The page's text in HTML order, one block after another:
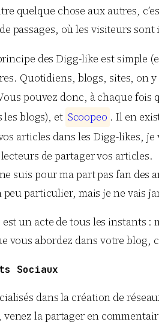
quelque chose aux autres,
passages, où les visiteurs
des Digg-like est simple
Quotidiens, blogs, sites, on
pouvez donc, à chaque
les blogs), et Scoopeo . Il en
articles dans les Digg-likes,
de partager vos articles.
suis pour ma part pas fan des
particulier, mais je ne vais
un acte de tous les instants :
vous abordez dans votre blog,
Sociaux
dans la création de
la partager en